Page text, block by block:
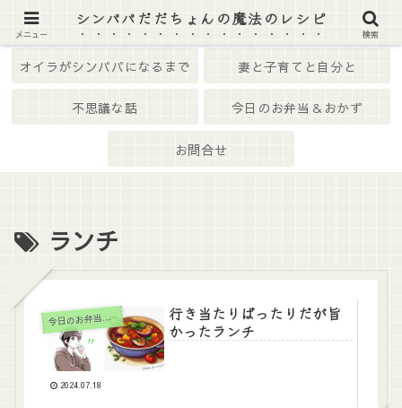
ホーム はじめての方へ
オイラがシンパパになるまで 妻と子育てと自分と
不思議な話 今日のお弁当＆おかず
お問合せ
ランチ
今日のお弁当＆おかず
行き当たりばったりだが旨
かったランチ
2024.07.18
メニュー
シンパパだだちょんの魔法のレシピ
検索